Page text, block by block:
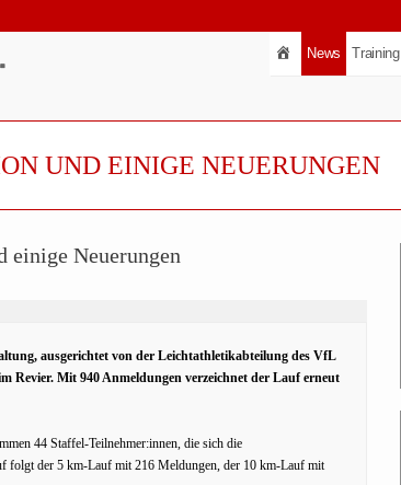
News Training
UND EINIGE NEUERUNGEN
einige Neuerungen
ausgerichtet von der Leichtathletikabteilung des VfL
Revier. Mit 940 Anmeldungen verzeichnet der Lauf erneut
44 Staffel-Teilnehmer:innen, die sich die
folgt der 5 km-Lauf mit 216 Meldungen, der 10 km-Lauf mit